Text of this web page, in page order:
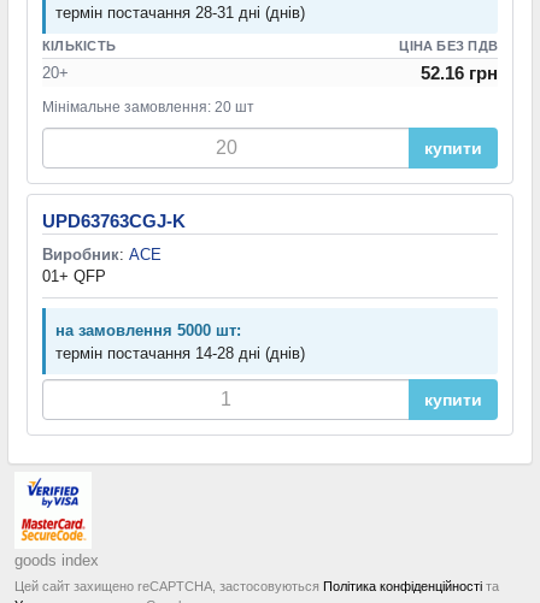
термін постачання 28-31 дні (днів)
КІЛЬКІСТЬ ЦІНА БЕЗ ПДВ
20+ 52.16 грн
Мінімальне замовлення: 20 шт
купити
UPD63763CGJ-K
Виробник: ACE
01+ QFP
на замовлення 5000 шт:
термін постачання 14-28 дні (днів)
купити
goods index
Цей сайт захищено reCAPTCHA, застосовуються Політика конфіденційності та